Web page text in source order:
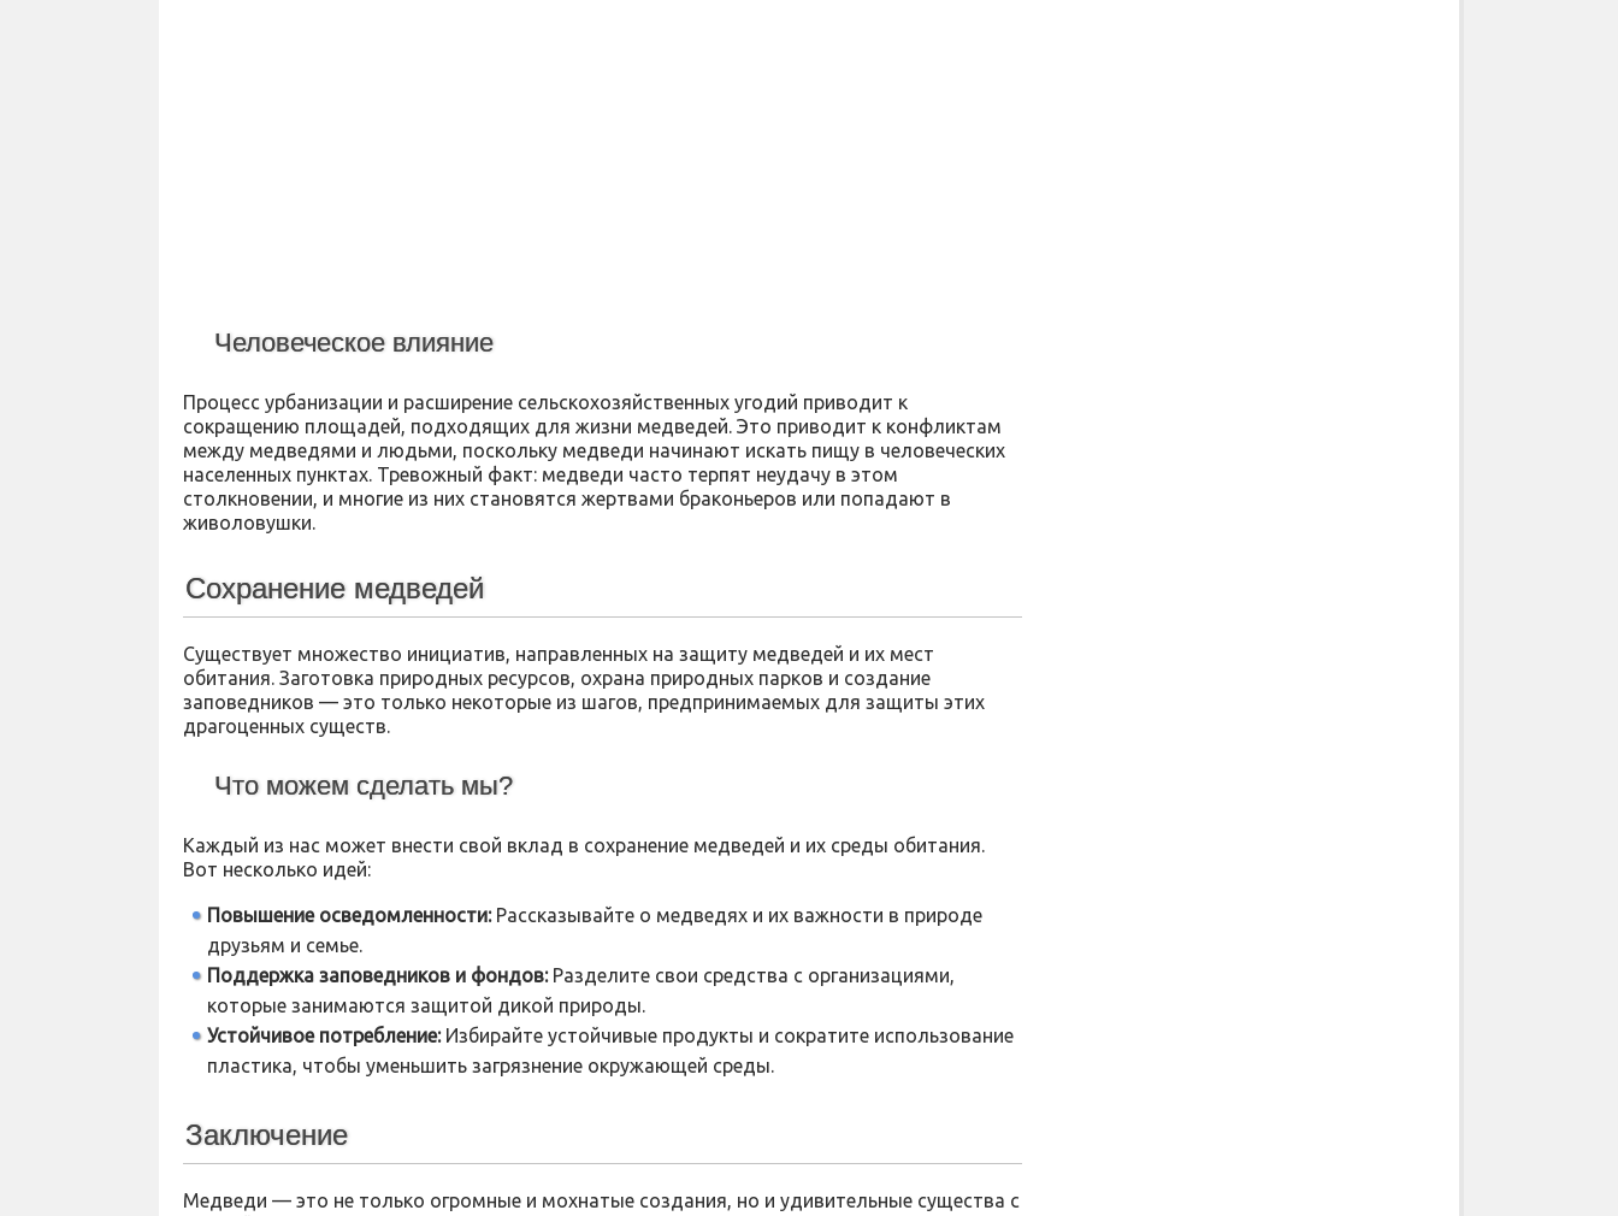
Человеческое влияние
Процесс урбанизации и расширение сельскохозяйственных угодий приводит к
сокращению площадей, подходящих для жизни медведей. Это приводит к конфликтам
между медведями и людьми, поскольку медведи начинают искать пищу в человеческих
населенных пунктах. Тревожный факт: медведи часто терпят неудачу в этом
столкновении, и многие из них становятся жертвами браконьеров или попадают в
живоловушки.
Сохранение медведей
Существует множество инициатив, направленных на защиту медведей и их мест
обитания. Заготовка природных ресурсов, охрана природных парков и создание
заповедников — это только некоторые из шагов, предпринимаемых для защиты этих
драгоценных существ.
Что можем сделать мы?
Каждый из нас может внести свой вклад в сохранение медведей и их среды обитания.
Вот несколько идей:
Повышение осведомленности:Рассказывайте о медведях и их важности в природе
друзьям и семье.
Поддержка заповедников и фондов:Разделите свои средства с организациями,
которые занимаются защитой дикой природы.
Устойчивое потребление:Избирайте устойчивые продукты и сократите использование
пластика, чтобы уменьшить загрязнение окружающей среды.
Заключение
Медведи — это не только огромные и мохнатые создания, но и удивительные существа с